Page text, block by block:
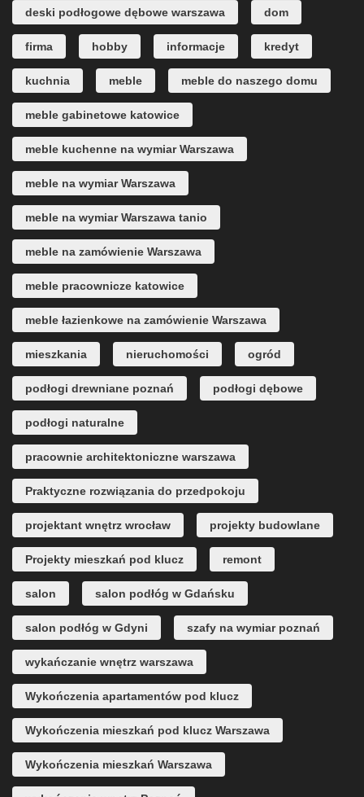
deski podłogowe dębowe warszawa dom
firma hobby informacje kredyt
kuchnia meble meble do naszego domu
meble gabinetowe katowice
meble kuchenne na wymiar Warszawa
meble na wymiar Warszawa
meble na wymiar Warszawa tanio
meble na zamówienie Warszawa
meble pracownicze katowice
meble łazienkowe na zamówienie Warszawa
mieszkania nieruchomości ogród
podłogi drewniane poznań podłogi dębowe
podłogi naturalne
pracownie architektoniczne warszawa
Praktyczne rozwiązania do przedpokoju
projektant wnętrz wrocław projekty budowlane
Projekty mieszkań pod klucz remont
salon salon podłóg w Gdańsku
salon podłóg w Gdyni szafy na wymiar poznań
wykańczanie wnętrz warszawa
Wykończenia apartamentów pod klucz
Wykończenia mieszkań pod klucz Warszawa
Wykończenia mieszkań Warszawa